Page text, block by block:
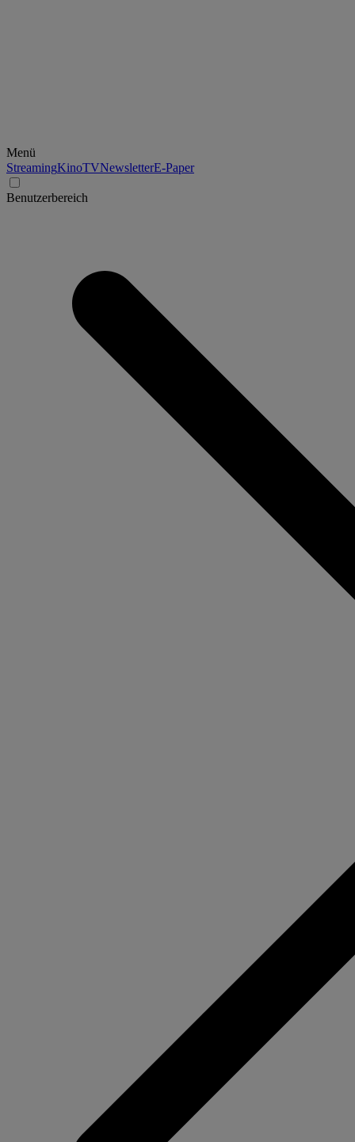
Menü
StreamingKinoTVNewsletterE-Paper
Benutzerbereich